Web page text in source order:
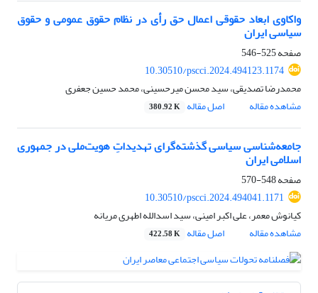
واکاوی ابعاد حقوقی اعمال حق رأی در نظام حقوق عمومی و حقوق
سیاسی ایران
صفحه525-546
10.30510/pscci.2024.494123.1174
محمدرضا تصدیقی، سید محسن میرحسینی، محمد حسین جعفری
مشاهده مقاله
اصل مقاله 380.92 K
جامعه‌شناسی سیاسی گذشته‌گرای تهدیداتِ هویت‌ملی ‌در جمهوری
اسلامی ایران
صفحه548-570
10.30510/pscci.2024.494041.1171
کیانوش معمر، علی اکبر امینی، سید اسدالله اطهری مریانه
مشاهده مقاله
اصل مقاله 422.58 K